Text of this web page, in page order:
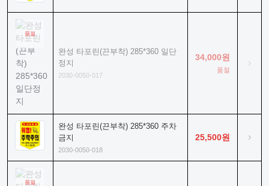
품절
완성 타포린(끈부착) 285*360 일단
정지
2030-0050-017
34,000원
품절
›
완성 타포린(끈부착) 285*360 주차
금지
2030-0050-018
25,500원 ›
품절